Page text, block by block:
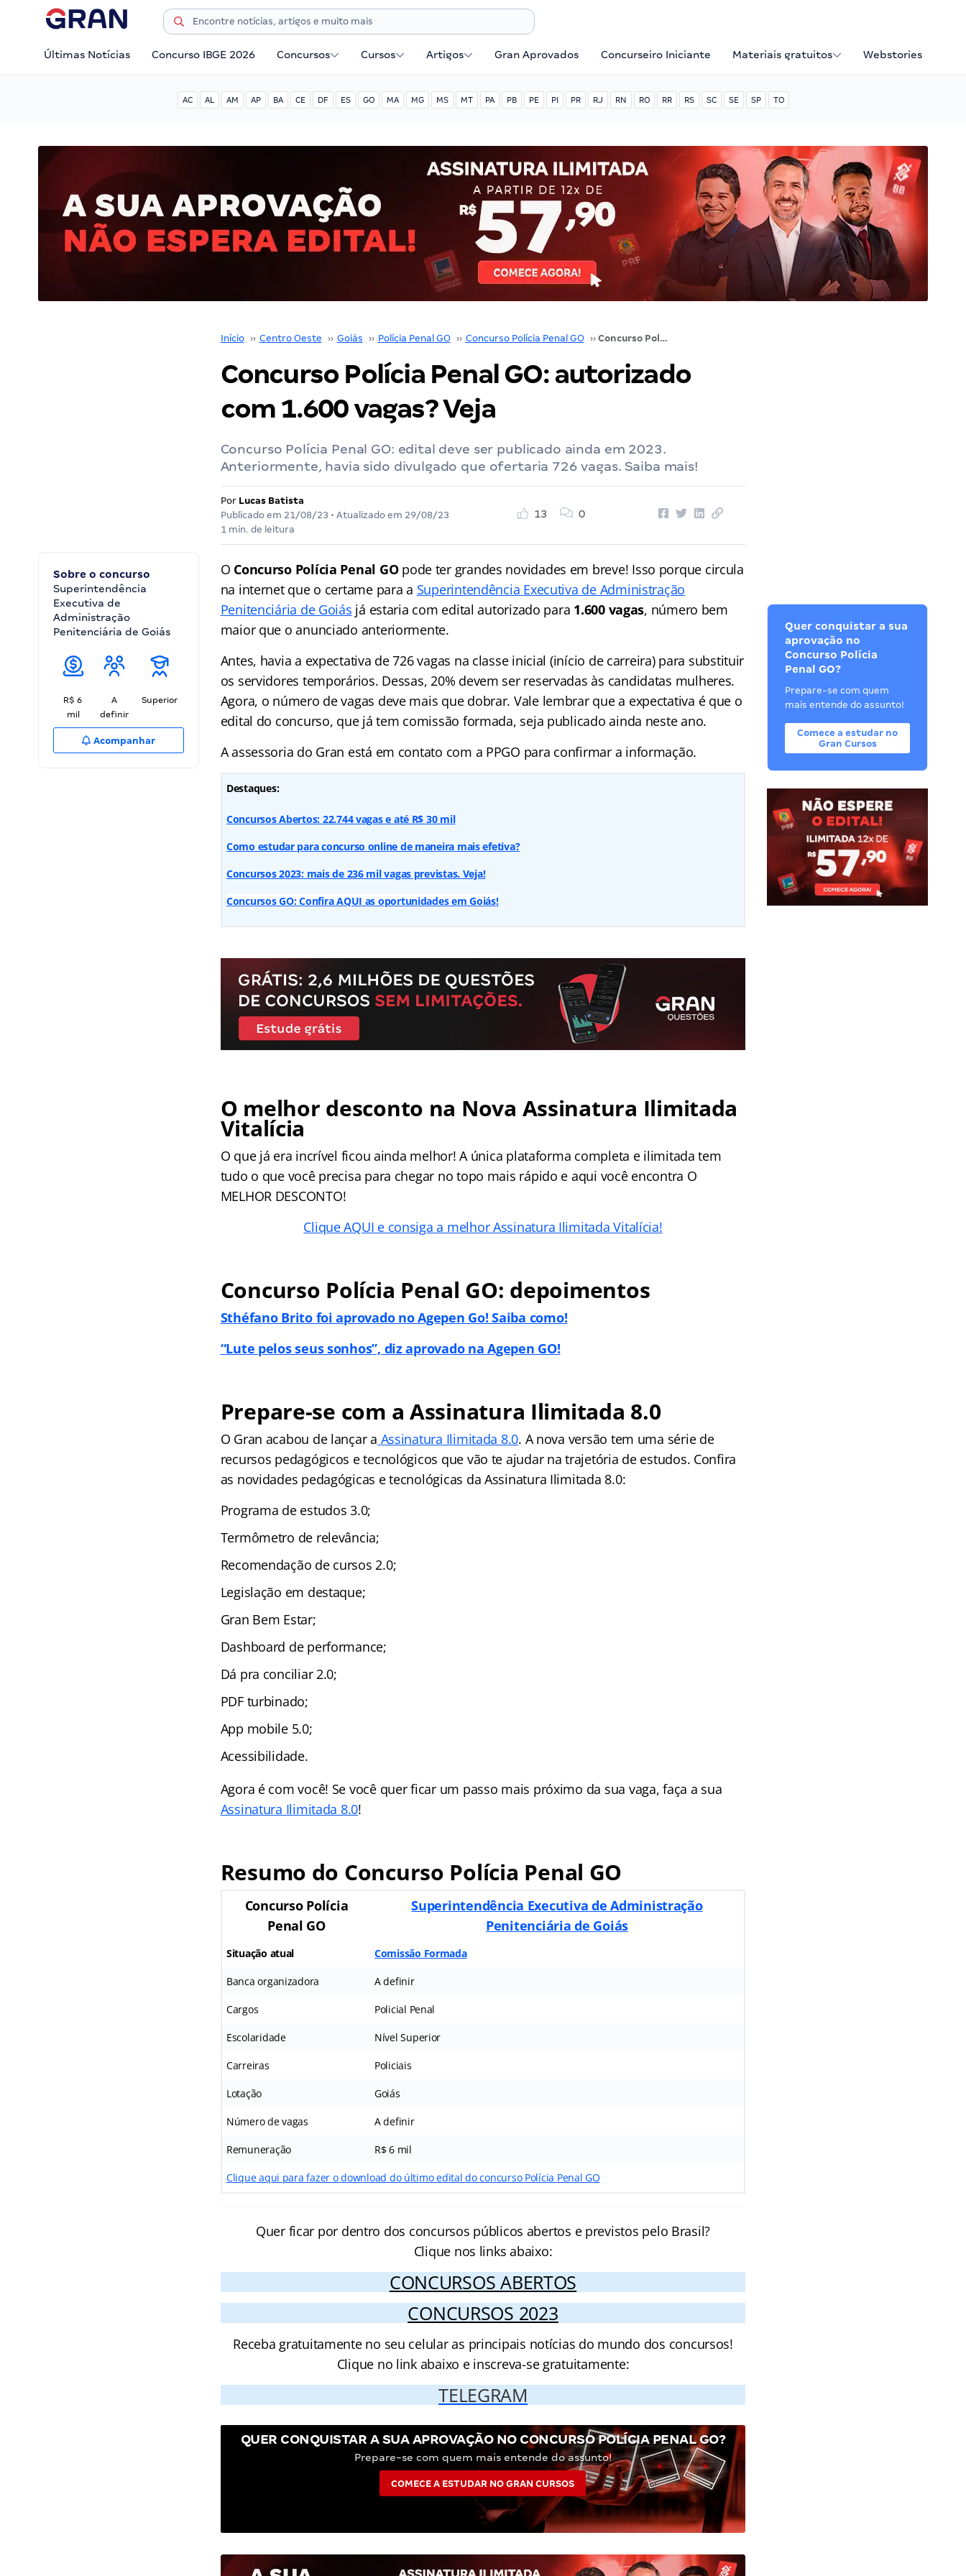
Últimas Notícias Concurso IBGE 2026 Concursos Cursos Artigos Gran Aprovados Concurseiro Iniciante Materiais gratuitos Webstories
AC AL AM AP BA CE DF ES GO MA MG MS MT PA PB PE PI PR RJ RN RO RR RS SC SE SP TO
Início ›› Centro Oeste ›› Goiás ›› Polícia Penal GO ›› Concurso Polícia Penal GO ›› Concurso Polícia Penal GO: autorizado com 1.600 vagas? Veja
Concurso Polícia Penal GO: autorizado
com 1.600 vagas? Veja
Concurso Polícia Penal GO: edital deve ser publicado ainda em 2023.
Anteriormente, havia sido divulgado que ofertaria 726 vagas. Saiba mais!
Por Lucas Batista
Publicado em 21/08/23 • Atualizado em 29/08/23
1 min. de leitura
13 0
Sobre o concurso
Superintendência
Executiva de
Administração
Penitenciária de Goiás
R$ 6
mil
A
definir
Superior
Acompanhar
O Concurso Polícia Penal GOpode ter grandes novidades em breve! Isso porque circula
na internet que o certame para a Superintendência Executiva de Administração
Penitenciária de Goiás já estaria com edital autorizado para 1.600 vagas, número bem
maior que o anunciado anteriormente.
Antes, havia a expectativa de 726 vagas na classe inicial (início de carreira) para substituir
os servidores temporários. Dessas, 20% devem ser reservadas às candidatas mulheres.
Agora, o número de vagas deve mais que dobrar. Vale lembrar que a expectativa é que o
edital do concurso, que já tem comissão formada, seja publicado ainda neste ano.
A assessoria do Gran está em contato com a PPGO para confirmar a informação.
Destaques:
Concursos Abertos: 22.744 vagas e até R$ 30 mil
Como estudar para concurso online de maneira mais efetiva?
Concursos 2023: mais de 236 mil vagas previstas. Veja!
Concursos GO: Confira AQUI as oportunidades em Goiás!
O melhor desconto na Nova Assinatura Ilimitada
Vitalícia
O que já era incrível ficou ainda melhor! A única plataforma completa e ilimitada tem
tudo o que você precisa para chegar no topo mais rápido e aqui você encontra O
MELHOR DESCONTO!
Clique AQUI e consiga a melhor Assinatura Ilimitada Vitalícia!
Concurso Polícia Penal GO: depoimentos
Sthéfano Brito foi aprovado no Agepen Go! Saiba como!
“Lute pelos seus sonhos”, diz aprovado na Agepen GO!
Prepare-se com a Assinatura Ilimitada 8.0
O Gran acabou de lançar a Assinatura Ilimitada 8.0. A nova versão tem uma série de
recursos pedagógicos e tecnológicos que vão te ajudar na trajetória de estudos. Confira
as novidades pedagógicas e tecnológicas da Assinatura Ilimitada 8.0:
Programa de estudos 3.0;
Termômetro de relevância;
Recomendação de cursos 2.0;
Legislação em destaque;
Gran Bem Estar;
Dashboard de performance;
Dá pra conciliar 2.0;
PDF turbinado;
App mobile 5.0;
Acessibilidade.
Agora é com você! Se você quer ficar um passo mais próximo da sua vaga, faça a sua
Assinatura Ilimitada 8.0!
Resumo do Concurso Polícia Penal GO
Concurso Polícia
Penal GO
Superintendência Executiva de Administração
Penitenciária de Goiás
Situação atual Comissão Formada
Banca organizadora A definir
Cargos Policial Penal
Escolaridade Nível Superior
Carreiras Policiais
Lotação Goiás
Número de vagas A definir
Remuneração R$ 6 mil
Clique aqui para fazer o download do último edital do concurso Polícia Penal GO
Quer ficar por dentro dos concursos públicos abertos e previstos pelo Brasil?
Clique nos links abaixo:
CONCURSOS ABERTOS
CONCURSOS 2023
Receba gratuitamente no seu celular as principais notícias do mundo dos concursos!
Clique no link abaixo e inscreva-se gratuitamente:
TELEGRAM
QUER CONQUISTAR A SUA APROVAÇÃO NO CONCURSO POLÍCIA PENAL GO?
Prepare-se com quem mais entende do assunto!
COMECE A ESTUDAR NO GRAN CURSOS
Quer conquistar a sua
aprovação no
Concurso Polícia
Penal GO?
Prepare-se com quem
mais entende do assunto!
Comece a estudar no
Gran Cursos